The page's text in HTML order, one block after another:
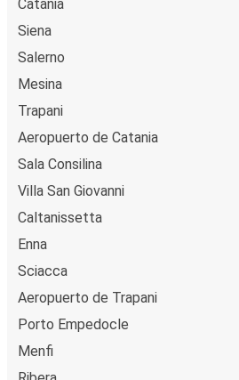
Catania
Siena
Salerno
Mesina
Trapani
Aeropuerto de Catania
Sala Consilina
Villa San Giovanni
Caltanissetta
Enna
Sciacca
Aeropuerto de Trapani
Porto Empedocle
Menfi